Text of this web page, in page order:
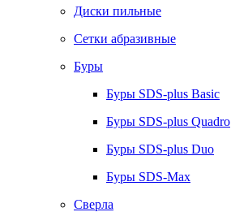
Диски пильные
Сетки абразивные
Буры
Буры SDS-plus Basic
Буры SDS-plus Quadro
Буры SDS-plus Duo
Буры SDS-Max
Сверла